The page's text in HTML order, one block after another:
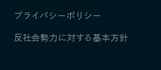
プライバシーポリシー
反社会勢力に対する基本方針